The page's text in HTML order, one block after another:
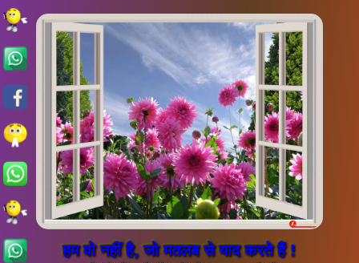
हम वो नहीं है, जो मतलब से याद करते हैं !